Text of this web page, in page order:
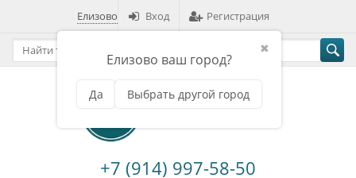
Елизово
✖
Елизово ваш город?
Да Выбрать другой город
Вход Регистрация
+7 (914) 997-58-50